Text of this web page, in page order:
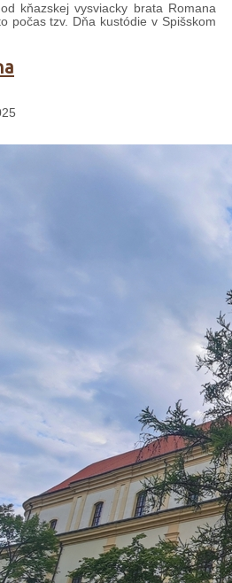
kňazskej vysviacky brata Romana
počas tzv. Dňa kustódie v Spišskom